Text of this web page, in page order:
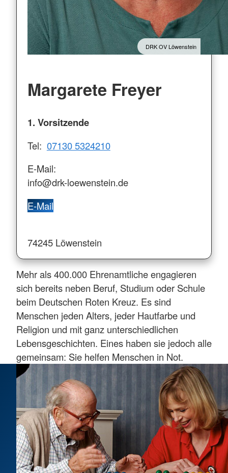
DRK OV Löwenstein
Margarete Freyer
1. Vorsitzende
Tel: 07130 5324210
E-Mail:
info@drk-loewenstein.de
E-Mail
74245 Löwenstein
Mehr als 400.000 Ehrenamtliche engagieren
sich bereits neben Beruf, Studium oder Schule
beim Deutschen Roten Kreuz. Es sind
Menschen jeden Alters, jeder Hautfarbe und
Religion und mit ganz unterschiedlichen
Lebensgeschichten. Eines haben sie jedoch alle
gemeinsam: Sie helfen Menschen in Not.